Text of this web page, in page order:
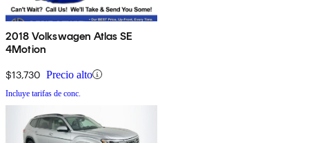
2018 Volkswagen Atlas SE
4Motion
$13,730 Precio alto
Incluye tarifas de conc.